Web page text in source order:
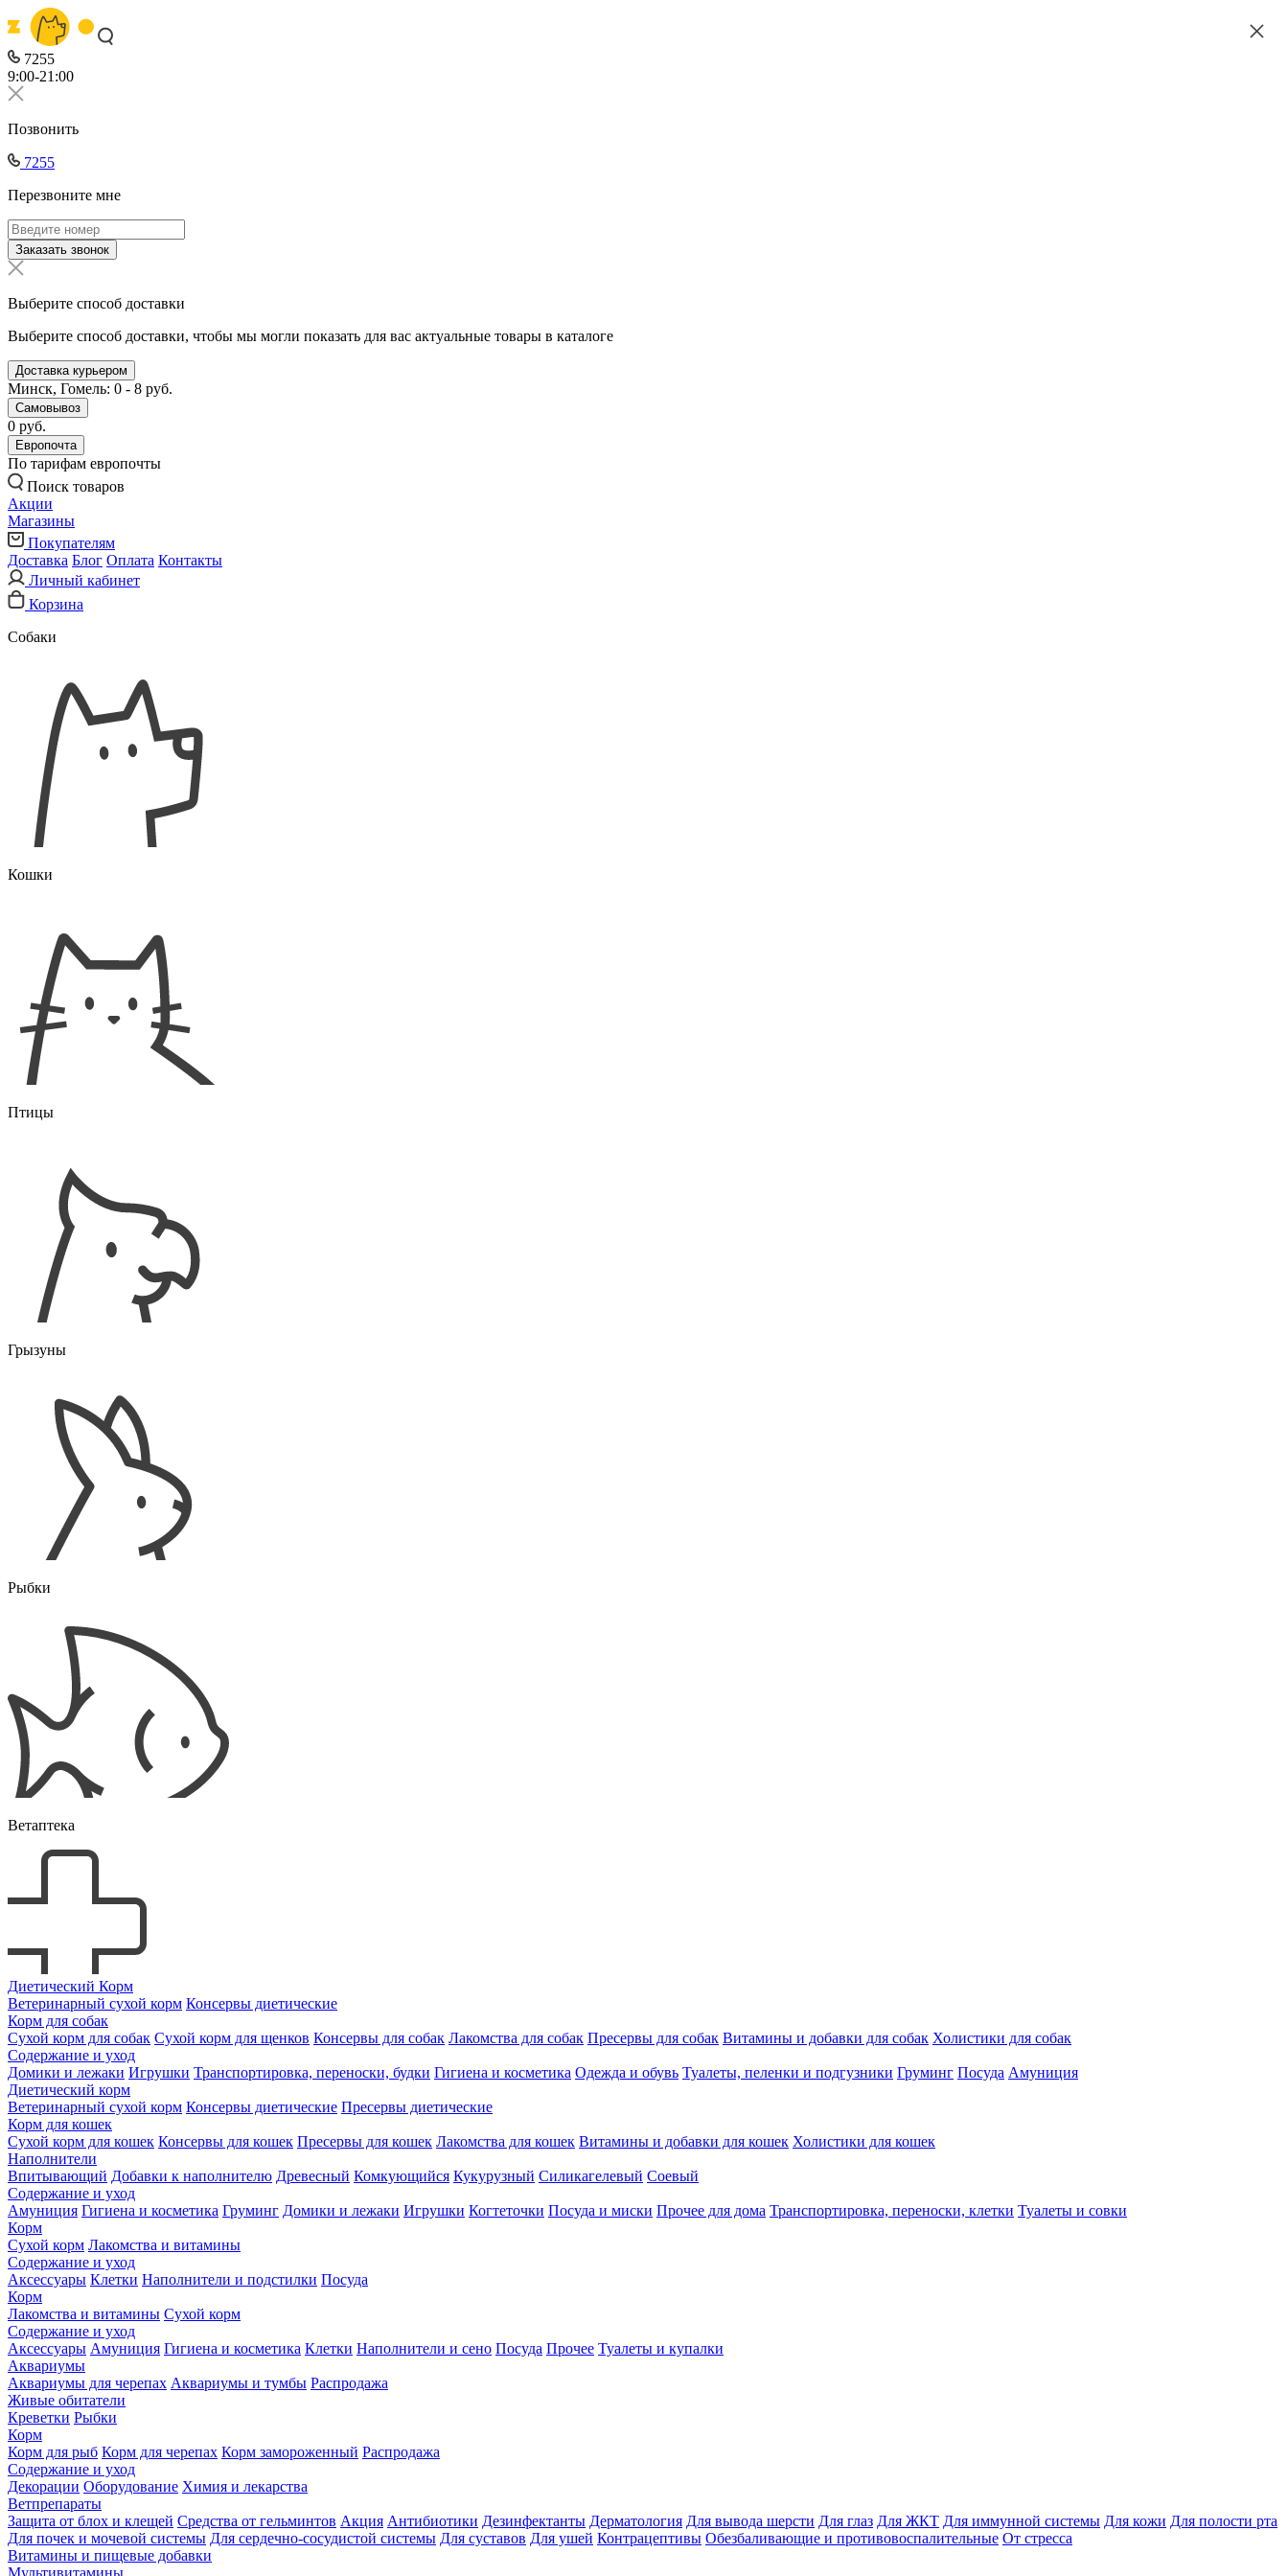
7255
9:00-21:00
Позвонить
7255
Перезвоните мне
Заказать звонок
Выберите способ доставки
Выберите способ доставки, чтобы мы могли показать для вас актуальные товары в каталоге
Доставка курьером
Минск, Гомель: 0 - 8 руб.
Самовывоз
0 руб.
Европочта
По тарифам европочты
Поиск товаров
Акции
Магазины
Покупателям
Доставка Блог Оплата Контакты
Личный кабинет
Корзина
Собаки
Кошки
Птицы
Грызуны
Рыбки
Ветаптека
Диетический Корм
Ветеринарный сухой корм Консервы диетические
Корм для собак
Сухой корм для собак Сухой корм для щенков Консервы для собак Лакомства для собак Пресервы для собак Витамины и добавки для собак Холистики для собак
Содержание и уход
Домики и лежаки Игрушки Транспортировка, переноски, будки Гигиена и косметика Одежда и обувь Туалеты, пеленки и подгузники Груминг Посуда Амуниция
Диетический корм
Ветеринарный сухой корм Консервы диетические Пресервы диетические
Корм для кошек
Сухой корм для кошек Консервы для кошек Пресервы для кошек Лакомства для кошек Витамины и добавки для кошек Холистики для кошек
Наполнители
Впитывающий Добавки к наполнителю Древесный Комкующийся Кукурузный Силикагелевый Соевый
Содержание и уход
Амуниция Гигиена и косметика Груминг Домики и лежаки Игрушки Когтеточки Посуда и миски Прочее для дома Транспортировка, переноски, клетки Туалеты и совки
Корм
Сухой корм Лакомства и витамины
Содержание и уход
Аксессуары Клетки Наполнители и подстилки Посуда
Корм
Лакомства и витамины Сухой корм
Содержание и уход
Аксессуары Амуниция Гигиена и косметика Клетки Наполнители и сено Посуда Прочее Туалеты и купалки
Аквариумы
Аквариумы для черепах Аквариумы и тумбы Распродажа
Живые обитатели
Креветки Рыбки
Корм
Корм для рыб Корм для черепах Корм замороженный Распродажа
Содержание и уход
Декорации Оборудование Химия и лекарства
Ветпрепараты
Защита от блох и клещей Средства от гельминтов Акция Антибиотики Дезинфектанты Дерматология Для вывода шерсти Для глаз Для ЖКТ Для иммунной системы Для кожи Для полости рта
Для почек и мочевой системы Для сердечно-сосудистой системы Для суставов Для ушей Контрацептивы Обезбаливающие и противовоспалительные От стресса
Витамины и пищевые добавки
Мультивитамины